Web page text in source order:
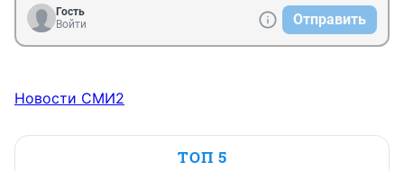
Гость
Войти
Отправить
Новости СМИ2
ТОП 5